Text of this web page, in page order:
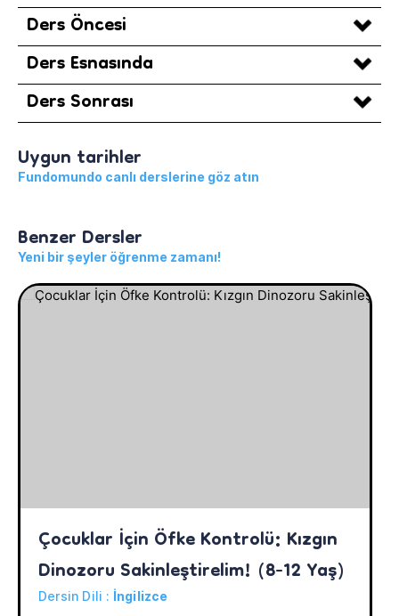
Ders Öncesi
Ders Esnasında
Ders Sonrası
Uygun tarihler
Fundomundo canlı derslerine göz atın
Benzer Dersler
Yeni bir şeyler öğrenme zamanı!
Çocuklar İçin Öfke Kontrolü: Kızgın
Dinozoru Sakinleştirelim! (8-12 Yaş)
Dersin Dili : İngilizce